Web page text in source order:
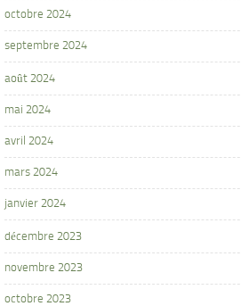
octobre 2024
septembre 2024
août 2024
mai 2024
avril 2024
mars 2024
janvier 2024
décembre 2023
novembre 2023
octobre 2023